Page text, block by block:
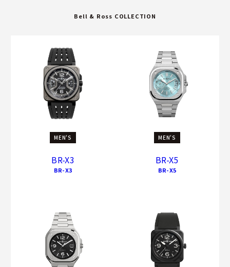
Bell & Ross COLLECTION
MEN'S
BR-X3
BR-X3
MEN'S
BR-X5
BR-X5